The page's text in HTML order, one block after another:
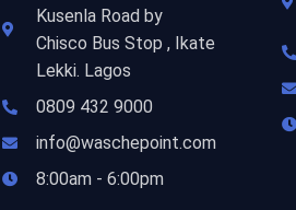
Kusenla Road by
Chisco Bus Stop , Ikate
Lekki. Lagos
0809 432 9000
info@waschepoint.com
8:00am - 6:00pm